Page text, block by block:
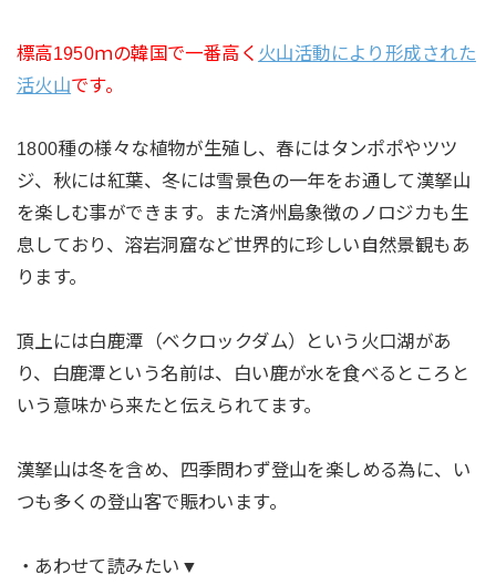
標高1950ｍの韓国で一番高く 火山活動により形成された
活火山です。
1800種の様々な植物が生殖し、春にはタンポポやツツ
ジ、秋には紅葉、冬には雪景色の一年をお通して漢拏山
を楽しむ事ができます。また済州島象徴のノロジカも生
息しており、溶岩洞窟など世界的に珍しい自然景観もあ
ります。
頂上には白鹿潭（ベクロックダム）という火口湖があ
り、白鹿潭という名前は、白い鹿が水を食べるところと
いう意味から来たと伝えられてます。
漢拏山は冬を含め、四季問わず登山を楽しめる為に、い
つも多くの登山客で賑わいます。
・あわせて読みたい▼